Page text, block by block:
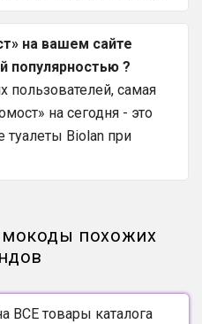
на вашем сайте
популярностью ?
пользователей, самая
на сегодня - это
туалеты Biolan при
похожих
ВСЕ товары каталога